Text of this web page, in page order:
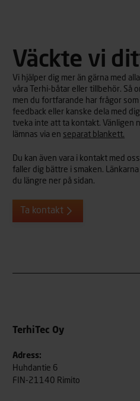
Väckte vi
Vi hjälper dig mer än gärna med
våra Terhi-båtar eller tillbehör. Så
men du fortfarande har frågor
feedback eller kanske dela med
tveka inte att ta kontakt. Vänligen
lämnas via en separat blankett.
Du kan även vara i kontakt med
faller dig bättre i smaken.
du längre ner på sidan.
Ta kontakt
TerhiTec Oy
Adress:
Huhdantie 6
FIN-21140 Rimito